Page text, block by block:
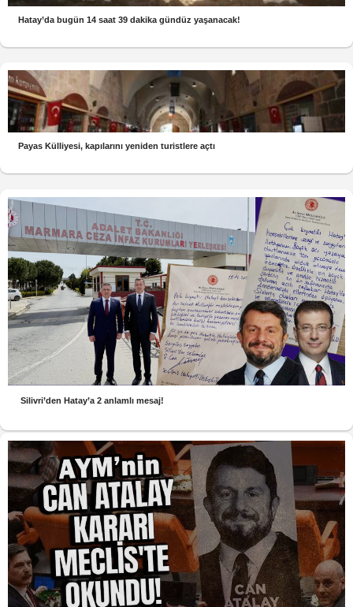
Hatay’da bugün 14 saat 39 dakika gündüz yaşanacak!
Payas Külliyesi, kapılarını yeniden turistlere açtı
Silivri’den Hatay’a 2 anlamlı mesaj!